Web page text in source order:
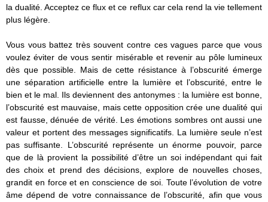
la dualité. Acceptez ce flux et ce reflux car cela rend la vie tellement
plus légère.
Vous vous battez très souvent contre ces vagues parce que vous
voulez éviter de vous sentir misérable et revenir au pôle lumineux
dès que possible. Mais de cette résistance à l’obscurité émerge
une séparation artificielle entre la lumière et l’obscurité, entre le
bien et le mal. Ils deviennent des antonymes : la lumière est bonne,
l’obscurité est mauvaise, mais cette opposition crée une dualité qui
est fausse, dénuée de vérité. Les émotions sombres ont aussi une
valeur et portent des messages significatifs. La lumière seule n’est
pas suffisante. L’obscurité représente un énorme pouvoir, parce
que de là provient la possibilité d’être un soi indépendant qui fait
des choix et prend des décisions, explore de nouvelles choses,
grandit en force et en conscience de soi. Toute l’évolution de votre
âme dépend de votre connaissance de l’obscurité, afin que vous